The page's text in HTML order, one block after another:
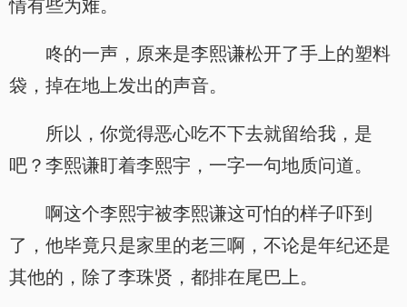
情有些为难。
咚的一声，原来是李熙谦松开了手上的塑料
袋，掉在地上发出的声音。
所以，你觉得恶心吃不下去就留给我，是
吧？李熙谦盯着李熙宇，一字一句地质问道。
啊这个李熙宇被李熙谦这可怕的样子吓到
了，他毕竟只是家里的老三啊，不论是年纪还是
其他的，除了李珠贤，都排在尾巴上。